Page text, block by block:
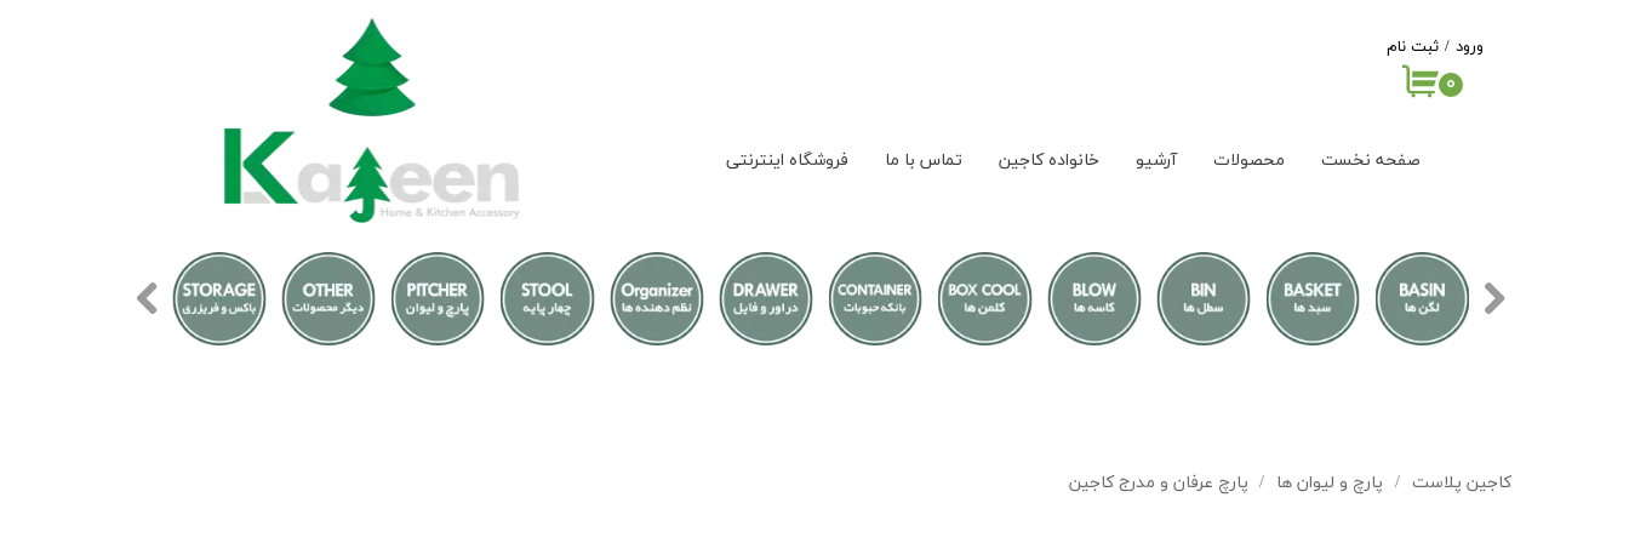
صفحه نخست محصولات آرشیو خانواده کاجین تماس با ما فروشگاه اینترنتی
ورود / ثبت نام
حساب کاربری من
۰
کاجین پلاست پارچ و لیوان ها پارچ عرفان و مدرج کاجین